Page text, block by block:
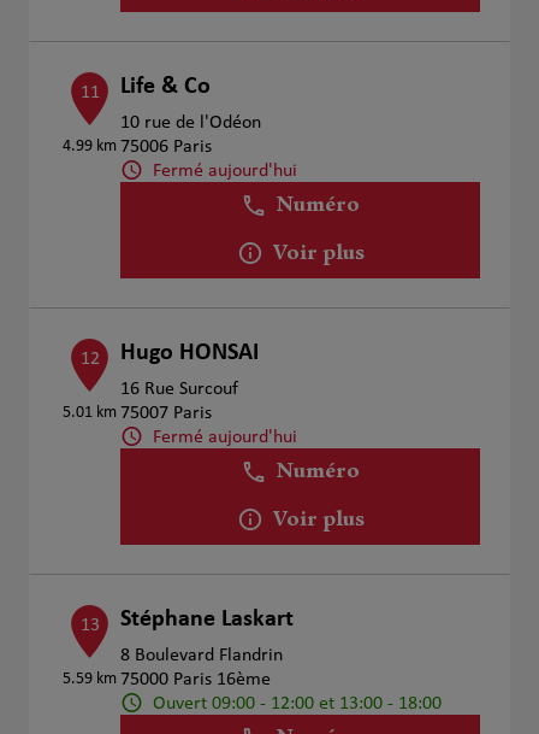
11
4.99 km
Life & Co
10 rue de l'Odéon
75006 Paris
Fermé aujourd'hui
Numéro
Voir plus
12
5.01 km
Hugo HONSAI
16 Rue Surcouf
75007 Paris
Fermé aujourd'hui
Numéro
Voir plus
13
5.59 km
Stéphane Laskart
8 Boulevard Flandrin
75000 Paris 16ème
Ouvert 09:00 - 12:00 et 13:00 - 18:00